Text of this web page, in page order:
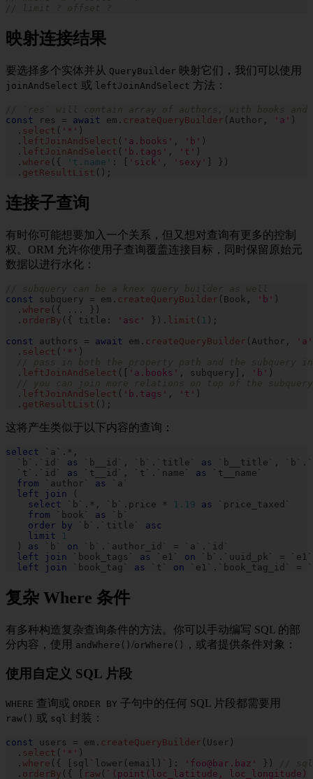
映射连接结果
要选择多个实体并从 QueryBuilder 映射它们，我们可以使用
joinAndSelect 或 leftJoinAndSelect 方法：
const res = await em . createQueryBuilder ( Author , 'a' )
. select ( '*' )
. leftJoinAndSelect ( 'a.books' , 'b' )
. leftJoinAndSelect ( 'b.tags' , 't' )
. where ( { 't.name' : 'sick' , 'sexy' } )
. getResultList ( ) ;
连接子查询
有时你可能想要加入一个关系，但又想对查询有更多的控制
权。ORM 允许你使用子查询覆盖连接目标，同时保留原始元
数据以进行水化：
const subquery = em . createQueryBuilder ( Book , 'b' )
. where ( { ... } )
. orderBy ( { title : 'asc' } ) . limit ( 1 ) ;
const authors = await em . createQueryBuilder ( Author ,
'a'
. select ( '*' )
// pass in both the property path and the subquery
.
leftJoinAndSelect ( 'a.books' , subquery , 'b' )
// you can join more relations on top of the
.
leftJoinAndSelect ( 'b.tags' , 't' )
. getResultList ( ) ;
这将产生类似于以下内容的查询：
select ` a ` . * ,
` b ` . ` id ` as ` b__id ` , ` b ` . ` title ` as ` b__title ` , ` b ` . `
` t ` . ` id ` as ` t__id ` , ` t ` . ` name ` as ` t__name `
from
` author ` as ` a `
left
join
(
select
` b ` . * , ` b ` . price * 1.19 as ` price_taxed `
from
` book ` as ` b `
order
by ` b ` . ` title `
asc
limit
1
)
as ` b ` on ` b ` . ` author_id ` = ` a ` . ` id `
left
join ` book_tags ` as ` e1 ` on ` b ` . ` uuid_pk ` = ` e1 `
left
join ` book_tag ` as ` t ` on ` e1 ` . ` book_tag_id ` = `
复杂 Where 条件
有多种构造复杂查询条件的方法。你可以手动编写 SQL 的部
分内容，使用 andWhere() /orWhere() ，或者提供条件对象：
使用自定义 SQL 片段
WHERE 查询或 ORDER BY 子句中的任何 SQL 片段都需要用
raw() 或 sql 封装：
const users = em . createQueryBuilder ( User )
. select ( '*' )
. where ( { sql ` lower ( email ) ` : 'foo@bar.baz' } )
//
. orderBy ( { raw ( ` (point(loc_latitude, loc_longitude)